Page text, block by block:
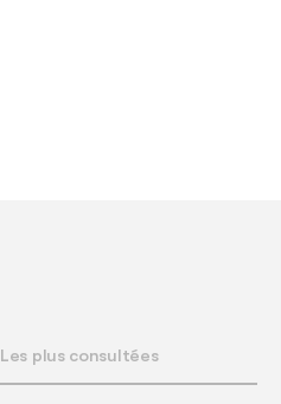
Les plus consultées